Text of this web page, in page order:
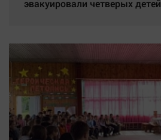
эвакуировали четверых детей